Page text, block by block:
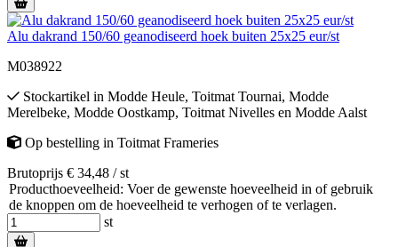
Alu dakrand 150/60 geanodiseerd hoek buiten 25x25 eur/st
M038922
Stockartikel in Modde Heule, Toitmat Tournai, Modde
Merelbeke, Modde Oostkamp, Toitmat Nivelles en Modde Aalst
Op bestelling in Toitmat Frameries
Brutoprijs € 34,48 / st
Producthoeveelheid: Voer de gewenste hoeveelheid in of gebruik
de knoppen om de hoeveelheid te verhogen of te verlagen.
st